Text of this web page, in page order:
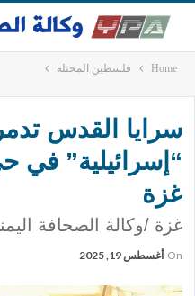
Home فلسطين المحتلة
سرايا القدس
“إسرائيلية” في
غزة
غزة /وكالة الصحافة
On أغسطس 19, 2025